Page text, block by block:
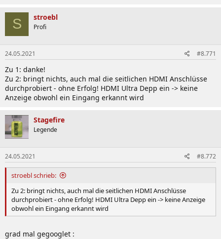
S stroebl
Profi
24.05.2021 #8.771
Zu 1: danke!
Zu 2: bringt nichts, auch mal die seitlichen HDMI Anschlüsse
durchprobiert - ohne Erfolg! HDMI Ultra Depp ein -> keine
Anzeige obwohl ein Eingang erkannt wird
Stagefire
Legende
24.05.2021 #8.772
stroebl schrieb:
Zu 2: bringt nichts, auch mal die seitlichen HDMI Anschlüsse
durchprobiert - ohne Erfolg! HDMI Ultra Depp ein -> keine Anzeige
obwohl ein Eingang erkannt wird
grad mal gegooglet :